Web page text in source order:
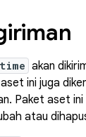
akan
ini juga
Paket aset
atau